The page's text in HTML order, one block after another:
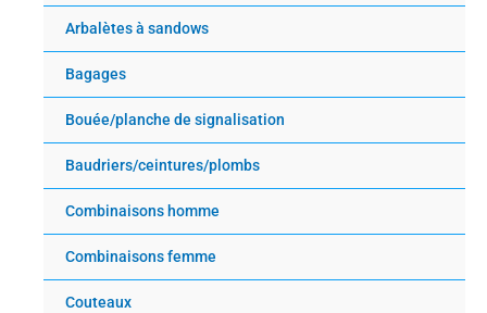
Arbalètes à sandows
Bagages
Bouée/planche de signalisation
Baudriers/ceintures/plombs
Combinaisons homme
Combinaisons femme
Couteaux